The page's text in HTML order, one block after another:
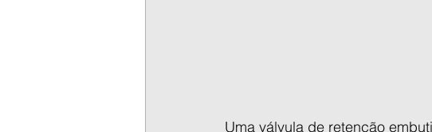
Uma válvula de retenção